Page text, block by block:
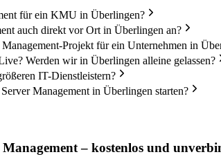
für ein KMU in Überlingen?
auch direkt vor Ort in Überlingen an?
Projekt für ein Unternehmen in
Werden wir in Überlingen alleine gelassen?
IT-Dienstleistern?
Management in Überlingen starten?
– kostenlos und